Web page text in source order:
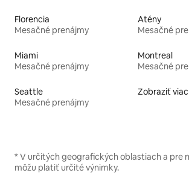
Florencia
Mesačné prenájmy
Atény
Mesačné
Miami
Mesačné prenájmy
Montreal
Mesačné
Seattle
Mesačné prenájmy
Zobraziť viac
* V určitých geografických oblastiach a pre
môžu platiť určité výnimky.